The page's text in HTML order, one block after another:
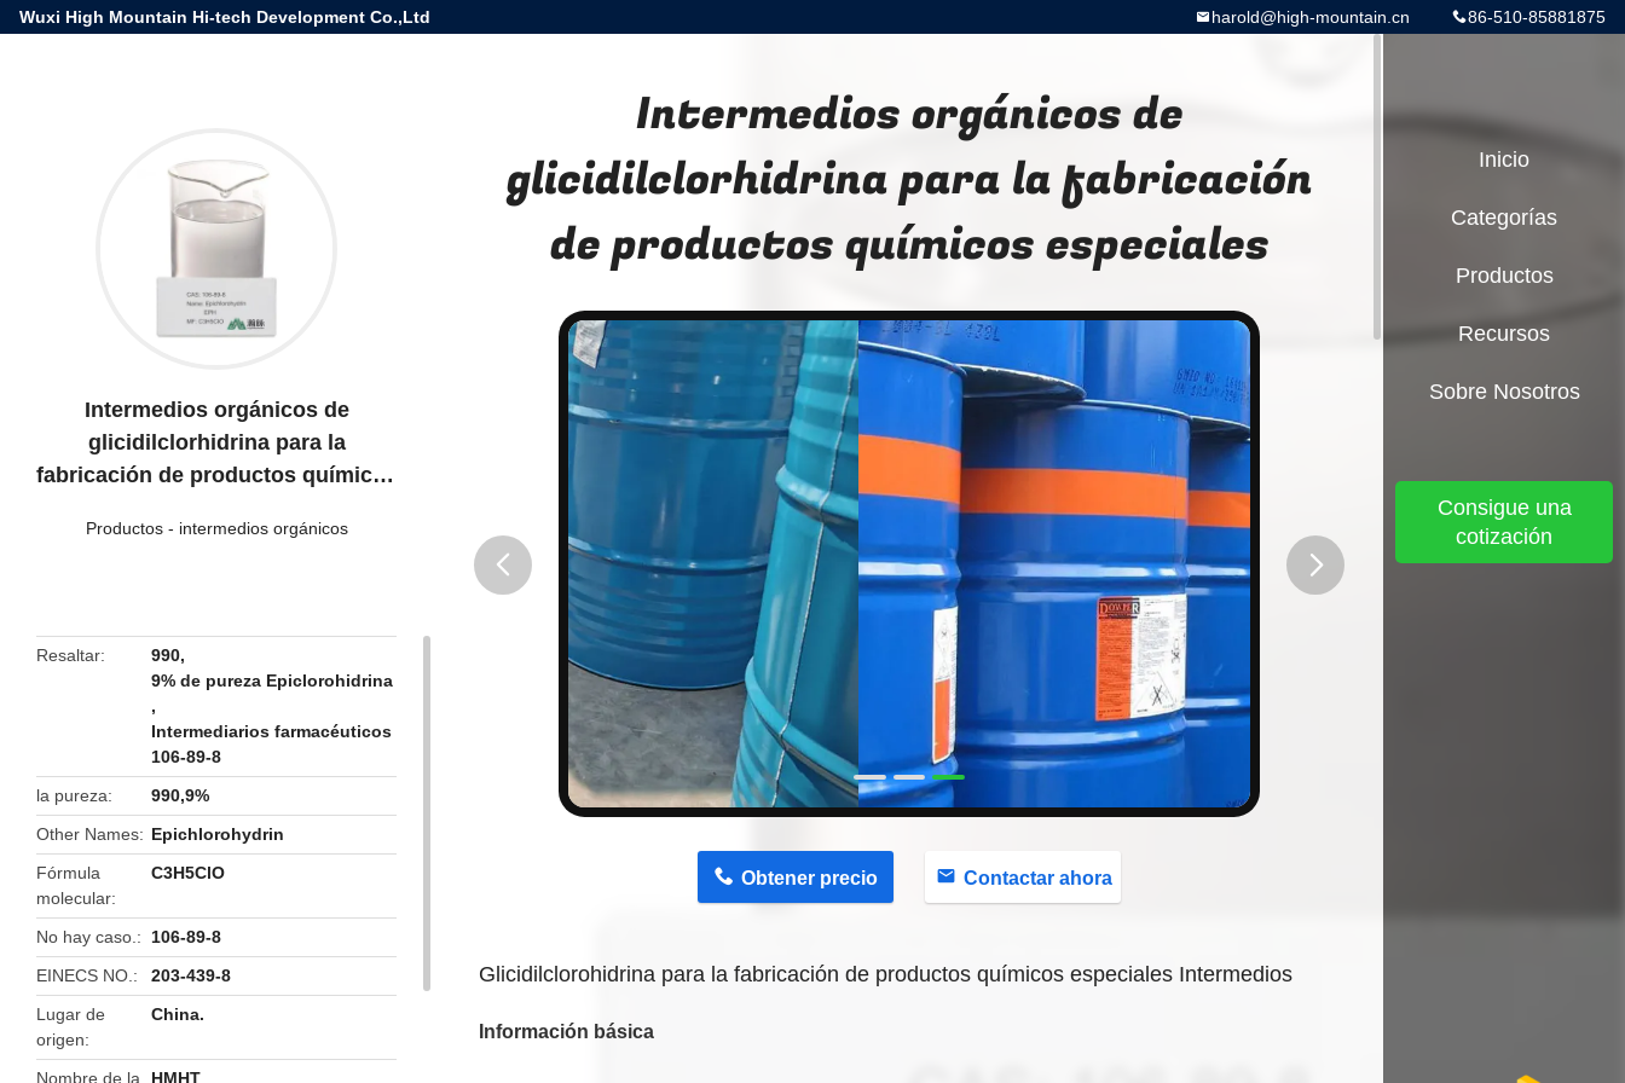
Wuxi High Mountain Hi-tech Development Co.,Ltd 86-510-85881875
harold@high-mountain.cn
Intermedios orgánicos de
glicidilclorhidrina para la
fabricación de productos químicos
Productos- intermedios orgánicos
Resaltar 990,
9% de pureza Epiclorohidrina
,
Intermediarios farmacéuticos
106-89-8
la pureza
990,9%
Other Names
Epichlorohydrin
Fórmula
molecular
C3H5ClO
No hay caso.
106-89-8
EINECS NO.
203-439-8
Lugar de
origen
China.
Nombre de la HMHT
Intermedios orgánicos de
glicidilclorhidrina para la fabricación
de productos químicos especiales
Obtener precio Contactar ahora
Glicidilclorohidrina para la fabricación de productos químicos especiales Intermedios
Información básica
Inicio
Categorías
Productos
Recursos
Sobre Nosotros
Consigue una
cotización